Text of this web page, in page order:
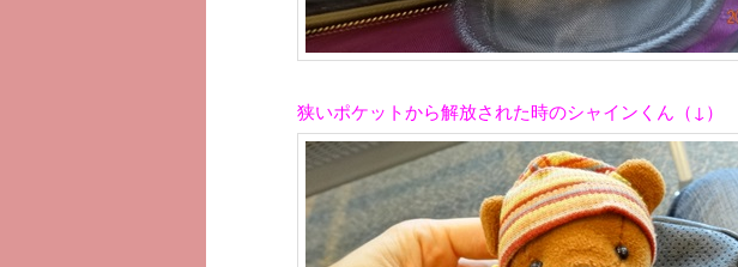
狭いポケットから解放された時のシャインくん（↓）